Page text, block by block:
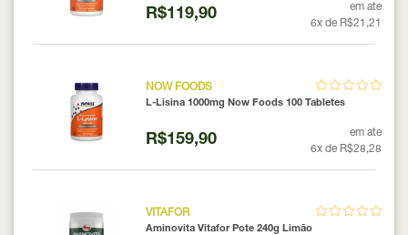
R$119,90
em ate
6x de R$21,21
NOW FOODS
L-Lisina 1000mg Now Foods 100 Tabletes
R$159,90
em ate
6x de R$28,28
VITAFOR
Aminovita Vitafor Pote 240g Limão